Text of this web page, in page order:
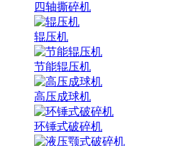
四轴撕碎机
辊压机
节能辊压机
高压成球机
环锤式破碎机